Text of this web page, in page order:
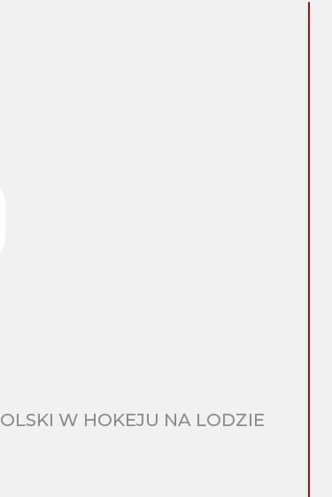
W HOKEJU NA LODZIE